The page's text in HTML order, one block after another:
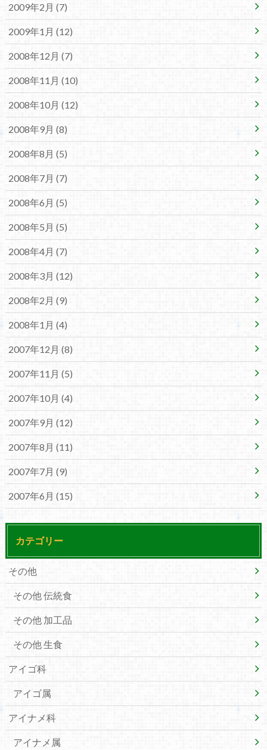
2009年2月 (7)
2009年1月 (12)
2008年12月 (7)
2008年11月 (10)
2008年10月 (12)
2008年9月 (8)
2008年8月 (5)
2008年7月 (7)
2008年6月 (5)
2008年5月 (5)
2008年4月 (7)
2008年3月 (12)
2008年2月 (9)
2008年1月 (4)
2007年12月 (8)
2007年11月 (5)
2007年10月 (4)
2007年9月 (12)
2007年8月 (11)
2007年7月 (9)
2007年6月 (15)
カテゴリー
その他
その他 伝統食
その他 加工品
その他 生食
アイゴ科
アイゴ属
アイナメ科
アイナメ属